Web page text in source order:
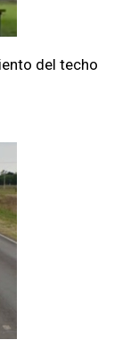
del techo